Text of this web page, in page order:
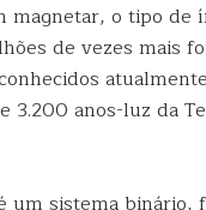
magnetar, o tipo de
de vezes mais
3.200 anos-luz da